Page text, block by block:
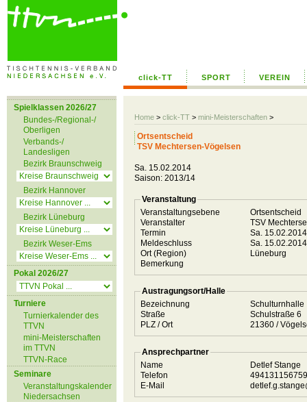
click-TT SPORT VEREIN
Home > click-TT > mini-Meisterschaften >
Spielklassen 2026/27
Bundes-/Regional-/
Oberligen
Verbands-/
Landesligen
Bezirk Braunschweig
Bezirk Hannover
Bezirk Lüneburg
Bezirk Weser-Ems
Pokal 2026/27
Turniere
Turnierkalender des
TTVN
mini-Meisterschaften
im TTVN
TTVN-Race
Seminare
Veranstaltungskalender
Niedersachsen
Ortsentscheid
TSV Mechtersen-Vögelsen
Sa. 15.02.2014
Saison: 2013/14
Veranstaltung
Veranstaltungsebene
Ortsentscheid
Veranstalter
TSV
Termin
Sa.
Meldeschluss
Sa.
Ort (Region)
Lüneburg
Bemerkung
Austragungsort/Halle
Bezeichnung
Schulturnhalle
Straße
Schulstraße 6
PLZ / Ort
21360 /
Ansprechpartner
Name
Detlef Stange
Telefon
E-Mail